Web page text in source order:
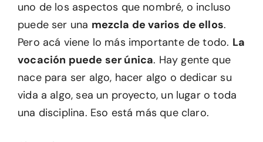
uno de los aspectos que nombré, o incluso
puede ser una mezcla de varios de ellos.
Pero acá viene lo más importante de todo. La
vocación puede ser única. Hay gente que
nace para ser algo, hacer algo o dedicar su
vida a algo, sea un proyecto, un lugar o toda
una disciplina. Eso está más que claro.